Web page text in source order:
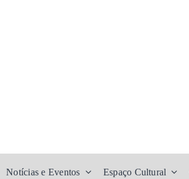
Notícias e Eventos Espaço Cultural